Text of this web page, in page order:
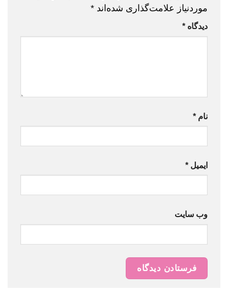
موردنیاز علامت‌گذاری شده‌اند *
دیدگاه *
نام *
ایمیل *
وب‌ سایت